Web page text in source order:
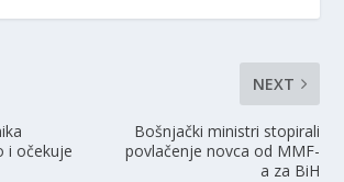
i očekuje
NEXT
Bošnjački ministri stopirali
povlačenje novca od MMF-
a za BiH